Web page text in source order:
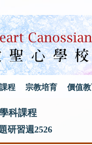
程 宗教培育 價值
科課程
研習週2526